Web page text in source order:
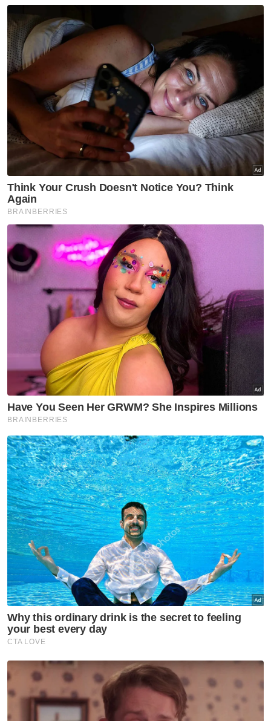
Artikel Disyorkan
Johor
‘Bukan wayang, kami cuma
tuntut janji KKM’ - Onn Hafiz
Johor
Johor jawab kritikan Dr
Rafidah, tegas perjuang sektor
kesihatan
Johor
Johor
Hospital Pasir Gudang belum
beroperasi penuh, 1,192
jawatan masih kosong - Onn
Hafiz